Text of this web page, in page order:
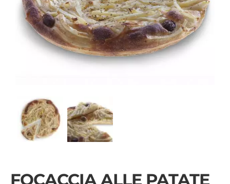
FOCACCIA ALLE PATATE